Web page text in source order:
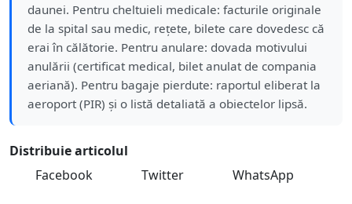
daunei. Pentru cheltuieli medicale: facturile originale
de la spital sau medic, rețete, bilete care dovedesc că
erai în călătorie. Pentru anulare: dovada motivului
anulării (certificat medical, bilet anulat de compania
aeriană). Pentru bagaje pierdute: raportul eliberat la
aeroport (PIR) și o listă detaliată a obiectelor lipsă.
Distribuie articolul
Facebook
Twitter WhatsApp